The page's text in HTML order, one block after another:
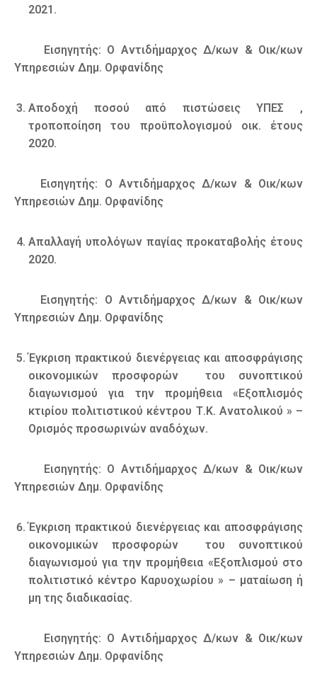
2021.
Εισηγητής: Ο Αντιδήμαρχος Δ/κων & Οικ/κων
Υπηρεσιών Δημ. Ορφανίδης
Αποδοχή ποσού από πιστώσεις ΥΠΕΣ ,
τροποποίηση του προϋπολογισμού οικ. έτους
2020.
Εισηγητής: Ο Αντιδήμαρχος Δ/κων & Οικ/κων
Υπηρεσιών Δημ. Ορφανίδης
Απαλλαγή υπολόγων παγίας προκαταβολής έτους
2020.
Εισηγητής: Ο Αντιδήμαρχος Δ/κων & Οικ/κων
Υπηρεσιών Δημ. Ορφανίδης
Έγκριση πρακτικού διενέργειας και αποσφράγισης
οικονομικών προσφορών του συνοπτικού
διαγωνισμού για την προμήθεια «Εξοπλισμός
κτιρίου πολιτιστικού κέντρου Τ.Κ. Ανατολικού » –
Ορισμός προσωρινών αναδόχων.
Εισηγητής: Ο Αντιδήμαρχος Δ/κων & Οικ/κων
Υπηρεσιών Δημ. Ορφανίδης
Έγκριση πρακτικού διενέργειας και αποσφράγισης
οικονομικών προσφορών του συνοπτικού
διαγωνισμού για την προμήθεια «Εξοπλισμού στο
πολιτιστικό κέντρο Καρυοχωρίου » – ματαίωση ή
μη της διαδικασίας.
Εισηγητής: Ο Αντιδήμαρχος Δ/κων & Οικ/κων
Υπηρεσιών Δημ. Ορφανίδης